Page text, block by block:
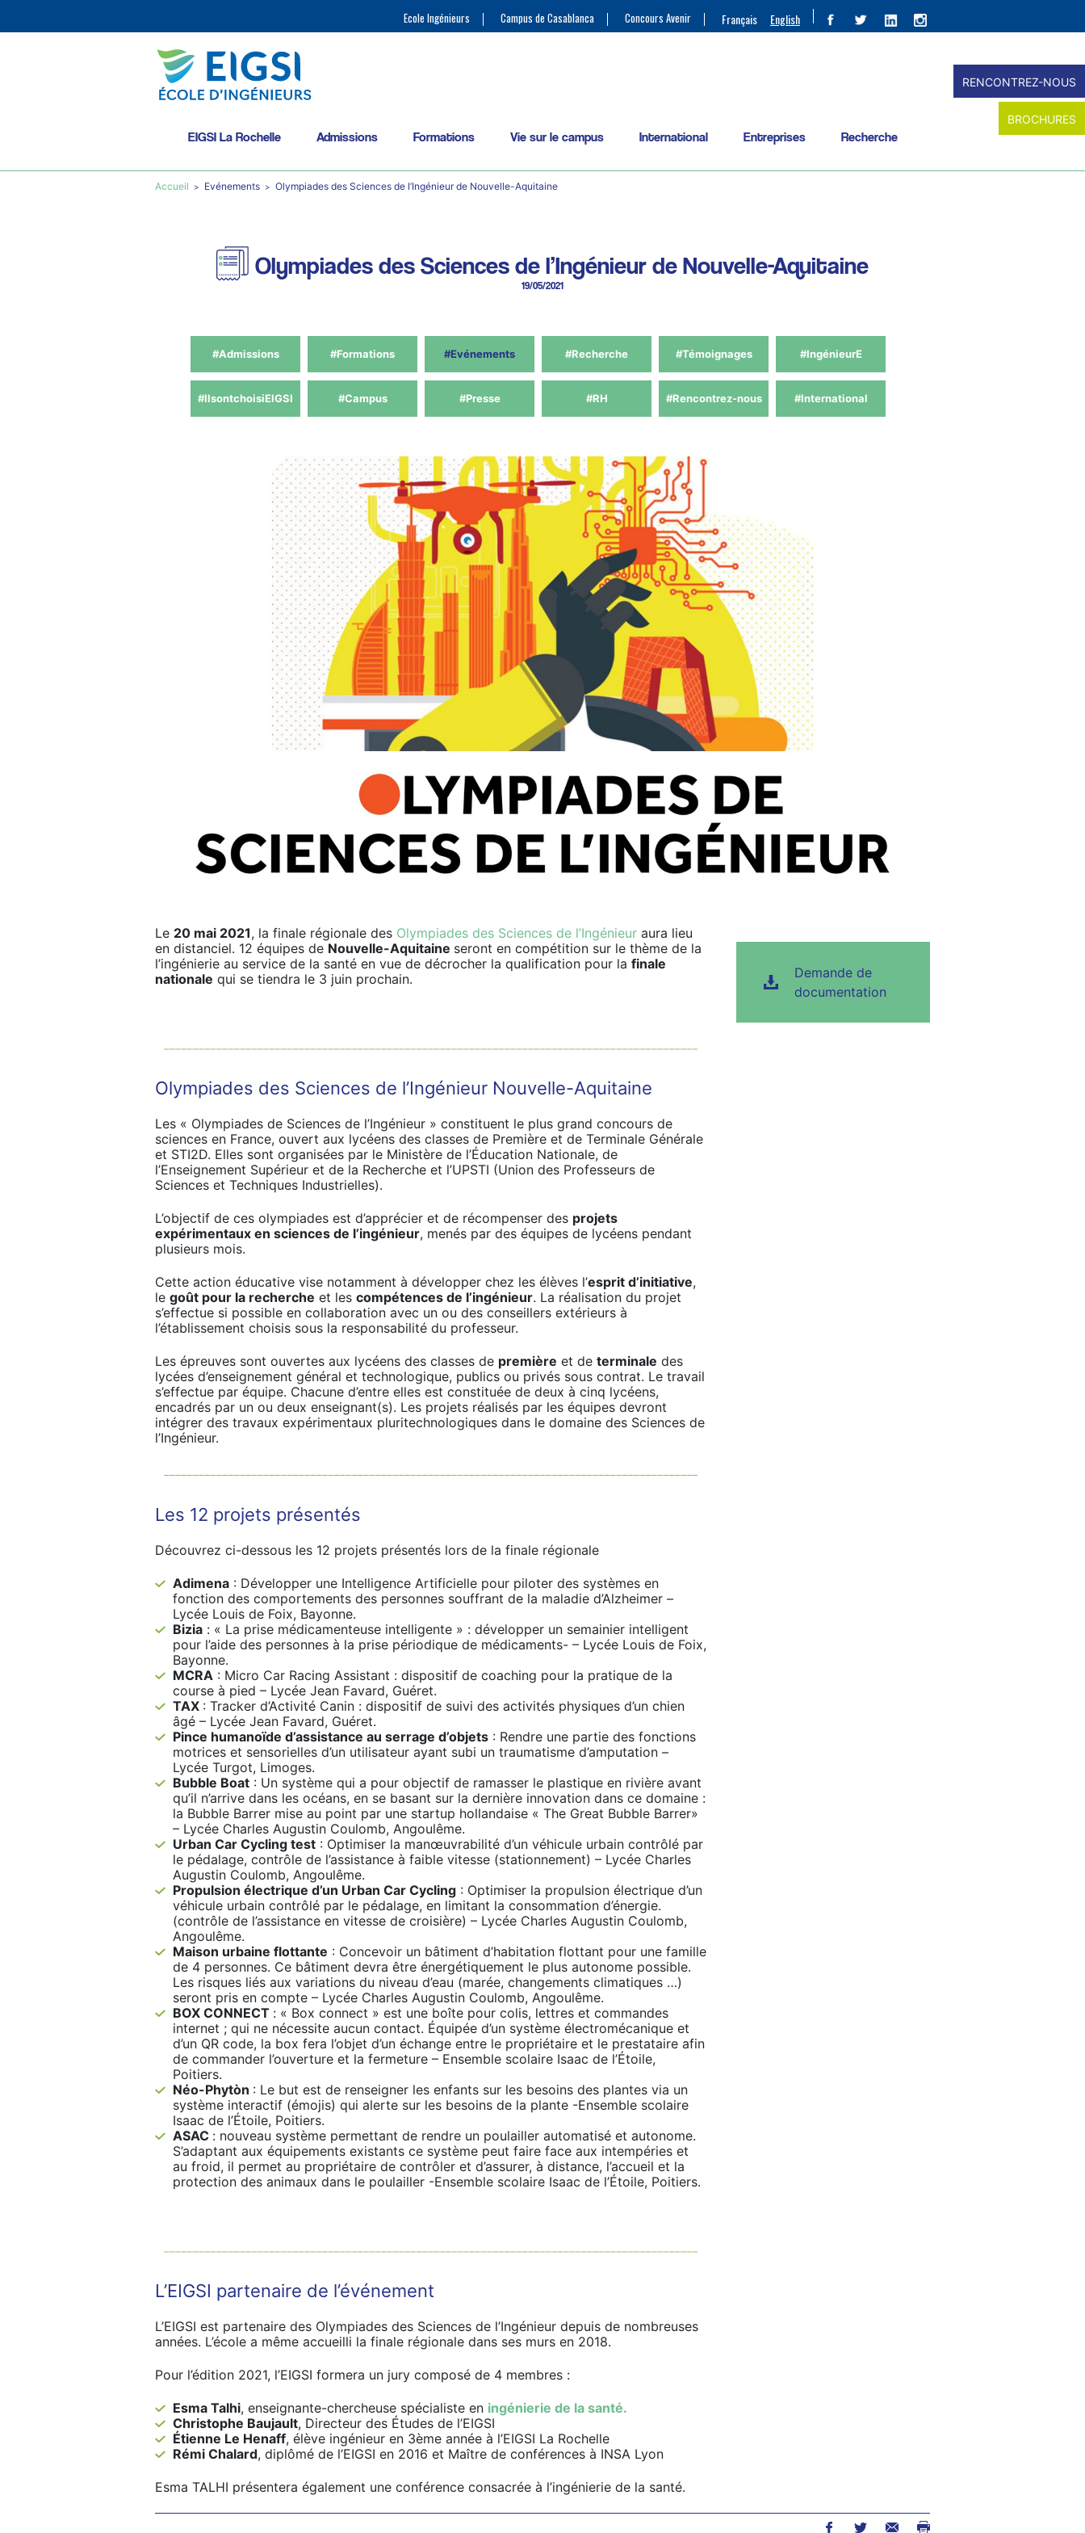
Ecole Ingénieurs Campus de Casablanca Concours Avenir Français English
EIGSI La Rochelle Admissions Formations Vie sur le campus International Entreprises Recherche
RENCONTREZ-NOUS
BROCHURES
Accueil Evénements Olympiades des Sciences de l’Ingénieur de Nouvelle-Aquitaine
Olympiades des Sciences de l’Ingénieur de Nouvelle-Aquitaine
19/05/2021
#Admissions #Formations #Evénements #Recherche #Témoignages #IngénieurE
#IlsontchoisiEIGSI #Campus #Presse #RH #Rencontrez-nous #International
Le 20 mai 2021, la finale régionale des Olympiades des Sciences de l’Ingénieur aura lieu
en distanciel. 12 équipes de Nouvelle-Aquitaine seront en compétition sur le thème de la
l’ingénierie au service de la santé en vue de décrocher la qualification pour la finale
nationale qui se tiendra le 3 juin prochain.
Olympiades des Sciences de l’Ingénieur Nouvelle-Aquitaine
Les « Olympiades de Sciences de l’Ingénieur » constituent le plus grand concours de
sciences en France, ouvert aux lycéens des classes de Première et de Terminale Générale
et STI2D. Elles sont organisées par le Ministère de l’Éducation Nationale, de
l’Enseignement Supérieur et de la Recherche et l’UPSTI (Union des Professeurs de
Sciences et Techniques Industrielles).
L’objectif de ces olympiades est d’apprécier et de récompenser des projets
expérimentaux en sciences de l’ingénieur, menés par des équipes de lycéens pendant
plusieurs mois.
Cette action éducative vise notamment à développer chez les élèves l’esprit d’initiative,
le goût pour la recherche et les compétences de l’ingénieur. La réalisation du projet
s’effectue si possible en collaboration avec un ou des conseillers extérieurs à
l’établissement choisis sous la responsabilité du professeur.
Les épreuves sont ouvertes aux lycéens des classes de première et de terminale des
lycées d’enseignement général et technologique, publics ou privés sous contrat. Le travail
s’effectue par équipe. Chacune d’entre elles est constituée de deux à cinq lycéens,
encadrés par un ou deux enseignant(s). Les projets réalisés par les équipes devront
intégrer des travaux expérimentaux pluritechnologiques dans le domaine des Sciences de
l’Ingénieur.
Les 12 projets présentés
Découvrez ci-dessous les 12 projets présentés lors de la finale régionale
Adimena : Développer une Intelligence Artificielle pour piloter des systèmes en
fonction des comportements des personnes souffrant de la maladie d’Alzheimer –
Lycée Louis de Foix, Bayonne.
Bizia : « La prise médicamenteuse intelligente » : développer un semainier intelligent
pour l’aide des personnes à la prise périodique de médicaments- – Lycée Louis de Foix,
Bayonne.
MCRA : Micro Car Racing Assistant : dispositif de coaching pour la pratique de la
course à pied – Lycée Jean Favard, Guéret.
TAX : Tracker d’Activité Canin : dispositif de suivi des activités physiques d’un chien
âgé – Lycée Jean Favard, Guéret.
Pince humanoïde d’assistance au serrage d’objets : Rendre une partie des fonctions
motrices et sensorielles d’un utilisateur ayant subi un traumatisme d’amputation –
Lycée Turgot, Limoges.
Bubble Boat : Un système qui a pour objectif de ramasser le plastique en rivière avant
qu’il n’arrive dans les océans, en se basant sur la dernière innovation dans ce domaine :
la Bubble Barrer mise au point par une startup hollandaise « The Great Bubble Barrer»
– Lycée Charles Augustin Coulomb, Angoulême.
Urban Car Cycling test : Optimiser la manœuvrabilité d’un véhicule urbain contrôlé par
le pédalage, contrôle de l’assistance à faible vitesse (stationnement) – Lycée Charles
Augustin Coulomb, Angoulême.
Propulsion électrique d’un Urban Car Cycling : Optimiser la propulsion électrique d’un
véhicule urbain contrôlé par le pédalage, en limitant la consommation d’énergie.
(contrôle de l’assistance en vitesse de croisière) – Lycée Charles Augustin Coulomb,
Angoulême.
Maison urbaine flottante : Concevoir un bâtiment d’habitation flottant pour une famille
de 4 personnes. Ce bâtiment devra être énergétiquement le plus autonome possible.
Les risques liés aux variations du niveau d’eau (marée, changements climatiques …)
seront pris en compte – Lycée Charles Augustin Coulomb, Angoulême.
BOX CONNECT : « Box connect » est une boîte pour colis, lettres et commandes
internet ; qui ne nécessite aucun contact. Équipée d’un système électromécanique et
d’un QR code, la box fera l’objet d’un échange entre le propriétaire et le prestataire afin
de commander l’ouverture et la fermeture – Ensemble scolaire Isaac de l’Étoile,
Poitiers.
Néo-Phytòn : Le but est de renseigner les enfants sur les besoins des plantes via un
système interactif (émojis) qui alerte sur les besoins de la plante -Ensemble scolaire
Isaac de l’Étoile, Poitiers.
ASAC : nouveau système permettant de rendre un poulailler automatisé et autonome.
S’adaptant aux équipements existants ce système peut faire face aux intempéries et
au froid, il permet au propriétaire de contrôler et d’assurer, à distance, l’accueil et la
protection des animaux dans le poulailler -Ensemble scolaire Isaac de l’Étoile, Poitiers.
L’EIGSI partenaire de l’événement
L’EIGSI est partenaire des Olympiades des Sciences de l’Ingénieur depuis de nombreuses
années. L’école a même accueilli la finale régionale dans ses murs en 2018.
Pour l’édition 2021, l’EIGSI formera un jury composé de 4 membres :
Esma Talhi, enseignante-chercheuse spécialiste en ingénierie de la santé.
Christophe Baujault, Directeur des Études de l’EIGSI
Étienne Le Henaff, élève ingénieur en 3ème année à l’EIGSI La Rochelle
Rémi Chalard, diplômé de l’EIGSI en 2016 et Maître de conférences à INSA Lyon
Esma TALHI présentera également une conférence consacrée à l’ingénierie de la santé.
Demande de
documentation